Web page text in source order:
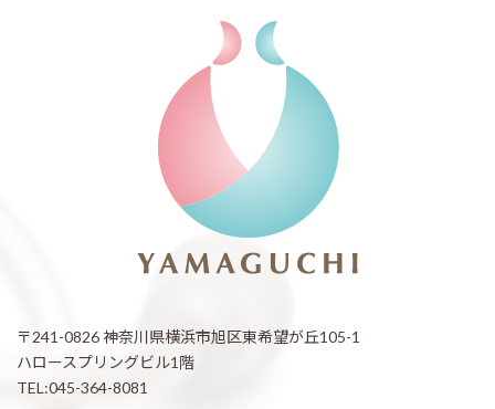
〒241-0826 神奈川県横浜市旭区東希望が丘105-1
ハロースプリングビル1階
TEL:045-364-8081